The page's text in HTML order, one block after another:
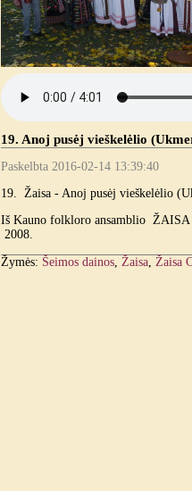
19. Anoj pusėj vieškelėlio
Paskelbta 2016-02-14 13:39:40
19. Žaisa - Anoj pusėj vieškelėlio
Iš Kauno folkloro ansamblio
2008.
Žymės: Šeimos dainos Žaisa Žaisa